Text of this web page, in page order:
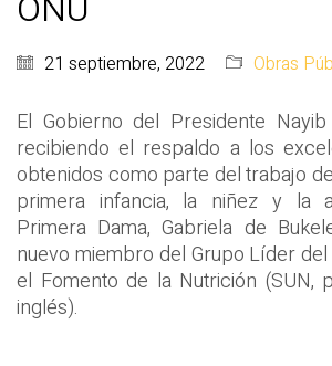
21 septiembre, 2022 Obras
El Gobierno del Presidente
recibiendo el respaldo a los
obtenidos como parte del trabajo
primera infancia, la niñez y la
Primera Dama, Gabriela de
nuevo miembro del Grupo Líder
el Fomento de la Nutrición (SUN,
inglés).